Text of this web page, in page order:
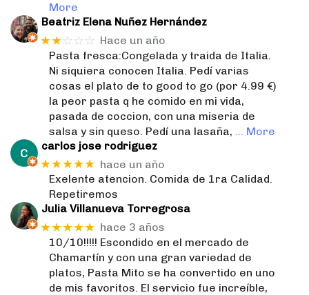
More
Beatriz Elena Nuñez Hernández
★★☆☆☆ Hace un año
Pasta fresca:Congelada y traida de Italia.
Ni siquiera conocen Italia. Pedí varias
cosas el plato de to good to go (por 4.99 €)
la peor pasta q he comido en mi vida,
pasada de coccion, con una miseria de
salsa y sin queso. Pedí una lasaña,
… More
carlos jose rodriguez
★★★★★ hace un año
Exelente atencion. Comida de 1ra Calidad.
Repetiremos
Julia Villanueva Torregrosa
★★★★★ hace 3 años
10/10!!!!! Escondido en el mercado de
Chamartín y con una gran variedad de
platos, Pasta Mito se ha convertido en uno
de mis favoritos. El servicio fue increíble,